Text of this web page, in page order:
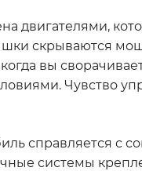
двигателями,
скрываются
вы
Чувство
справляется с
системы